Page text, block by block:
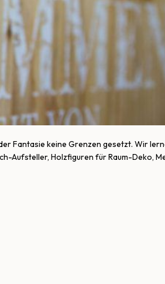
Fantasie keine Grenzen gesetzt. Wir
Aufsteller, Holzfiguren für Raum-Deko,